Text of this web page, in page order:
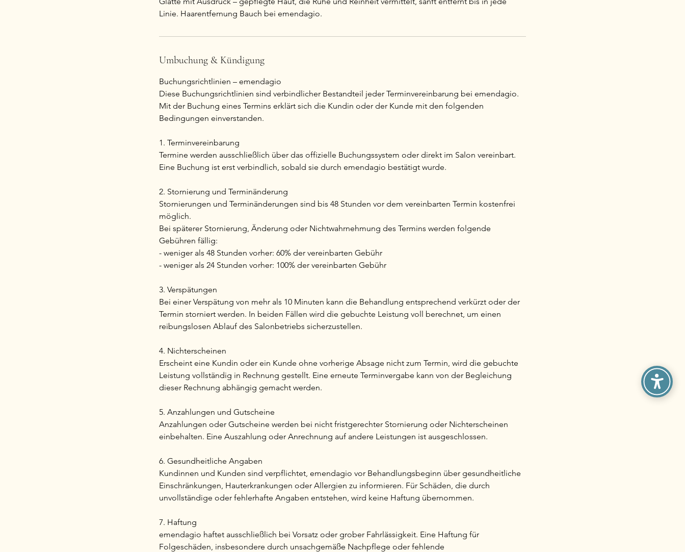
Linie. Haarentfernung Bauch bei emendagio.
Umbuchung & Kündigung
Buchungsrichtlinien – emendagio
Diese Buchungsrichtlinien sind verbindlicher Bestandteil jeder Terminvereinbarung bei emendagio.
Mit der Buchung eines Termins erklärt sich die Kundin oder der Kunde mit den folgenden
Bedingungen einverstanden.
1. Terminvereinbarung
Termine werden ausschließlich über das offizielle Buchungssystem oder direkt im Salon vereinbart.
Eine Buchung ist erst verbindlich, sobald sie durch emendagio bestätigt wurde.
2. Stornierung und Terminänderung
Stornierungen und Terminänderungen sind bis 48 Stunden vor dem vereinbarten Termin kostenfrei
möglich.
Bei späterer Stornierung, Änderung oder Nichtwahrnehmung des Termins werden folgende
Gebühren fällig:
- weniger als 48 Stunden vorher: 60% der vereinbarten Gebühr
- weniger als 24 Stunden vorher: 100% der vereinbarten Gebühr
3. Verspätungen
Bei einer Verspätung von mehr als 10 Minuten kann die Behandlung entsprechend verkürzt oder der
Termin storniert werden. In beiden Fällen wird die gebuchte Leistung voll berechnet, um einen
reibungslosen Ablauf des Salonbetriebs sicherzustellen.
4. Nichterscheinen
Erscheint eine Kundin oder ein Kunde ohne vorherige Absage nicht zum Termin, wird die gebuchte
Leistung vollständig in Rechnung gestellt. Eine erneute Terminvergabe kann von der Begleichung
dieser Rechnung abhängig gemacht werden.
5. Anzahlungen und Gutscheine
Anzahlungen oder Gutscheine werden bei nicht fristgerechter Stornierung oder Nichterscheinen
einbehalten. Eine Auszahlung oder Anrechnung auf andere Leistungen ist ausgeschlossen.
6. Gesundheitliche Angaben
Kundinnen und Kunden sind verpflichtet, emendagio vor Behandlungsbeginn über gesundheitliche
Einschränkungen, Hauterkrankungen oder Allergien zu informieren. Für Schäden, die durch
unvollständige oder fehlerhafte Angaben entstehen, wird keine Haftung übernommen.
7. Haftung
emendagio haftet ausschließlich bei Vorsatz oder grober Fahrlässigkeit. Eine Haftung für
Folgeschäden, insbesondere durch unsachgemäße Nachpflege oder fehlende